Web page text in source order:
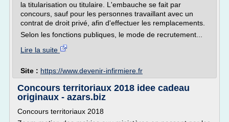
la titularisation ou titulaire. L'embauche se fait par
concours, sauf pour les personnes travaillant avec un
contrat de droit privé, afin d'effectuer les remplacements.
Selon les fonctions publiques, le mode de recrutement...
Lire la suite
Site : https://www.devenir-infirmiere.fr
Concours territoriaux 2018 idee cadeau
originaux - azars.biz
Concours territoriaux 2018